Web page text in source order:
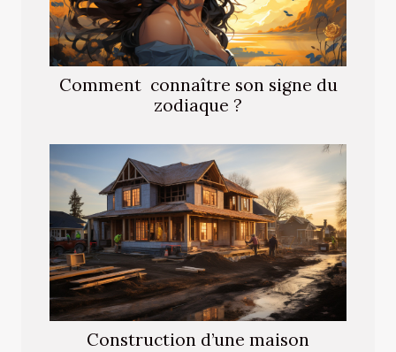
Comment connaître son signe du
zodiaque ?
Construction d’une maison